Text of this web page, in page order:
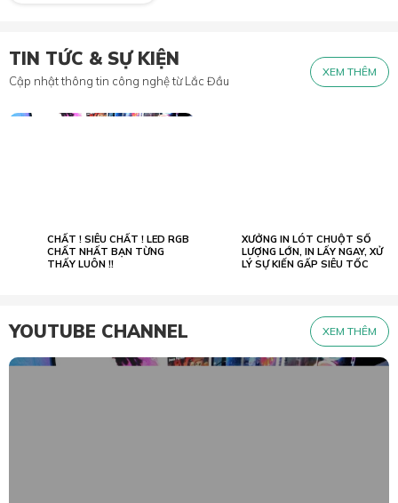
TIN TỨC & SỰ KIỆN
Cập nhật thông tin công nghệ từ Lắc Đầu
XEM THÊM
CHẤT ! SIÊU CHẤT ! LED RGB
CHẤT NHẤT BẠN TỪNG
THẤY LUÔN !!
XƯỞNG IN LÓT CHUỘT SỐ
LƯỢNG LỚN, IN LẤY NGAY, XỬ
LÝ SỰ KIẾN GẤP SIÊU TỐC
YOUTUBE CHANNEL XEM THÊM